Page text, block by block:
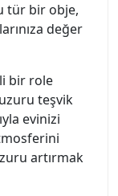
tür bir obje,
değer
bir role
teşvik
evinizi
artırmak